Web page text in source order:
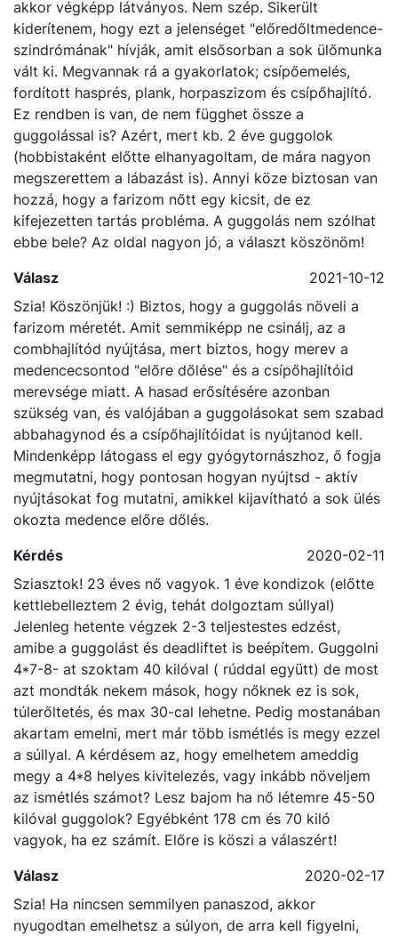
(olyan "donald kacsásan"), és ha van egy kis hasam,
akkor végképp látványos. Nem szép. Sikerült
kiderítenem, hogy ezt a jelenséget "előredőltmedence-
szindrómának" hívják, amit elsősorban a sok ülőmunka
vált ki. Megvannak rá a gyakorlatok; csípőemelés,
fordított hasprés, plank, horpaszizom és csípőhajlító.
Ez rendben is van, de nem függhet össze a
guggolással is? Azért, mert kb. 2 éve guggolok
(hobbistaként előtte elhanyagoltam, de mára nagyon
megszerettem a lábazást is). Annyi köze biztosan van
hozzá, hogy a farizom nőtt egy kicsit, de ez
kifejezetten tartás probléma. A guggolás nem szólhat
Válasz
2021-10-12
Szia! Köszönjük! :) Biztos, hogy a guggolás növeli a
farizom méretét. Amit semmiképp ne csinálj, az a
combhajlítód nyújtása, mert biztos, hogy merev a
medencecsontod "előre dőlése" és a csípőhajlítóid
merevsége miatt. A hasad erősítésére azonban
szükség van, és valójában a guggolásokat sem szabad
abbahagynod és a csípőhajlítóidat is nyújtanod kell.
Mindenképp látogass el egy gyógytornászhoz, ő fogja
megmutatni, hogy pontosan hogyan nyújtsd - aktív
nyújtásokat fog mutatni, amikkel kijavítható a sok ülés
Kérdés
2020-02-11
Sziasztok! 23 éves nő vagyok. 1 éve kondizok (előtte
kettlebelleztem 2 évig, tehát dolgoztam súllyal)
Jelenleg hetente végzek 2-3 teljestestes edzést,
amibe a guggolást és deadliftet is beépítem. Guggolni
4*7-8- at szoktam 40 kilóval ( rúddal együtt) de most
azt mondták nekem mások, hogy nőknek ez is sok,
túlerőltetés, és max 30-cal lehetne. Pedig mostanában
akartam emelni, mert már több ismétlés is megy ezzel
a súllyal. A kérdésem az, hogy emelhetem ameddig
megy a 4*8 helyes kivitelezés, vagy inkább növeljem
az ismétlés számot? Lesz bajom ha nő létemre 45-50
kilóval guggolok? Egyébként 178 cm és 70 kiló
Válasz
2020-02-17
Szia! Ha nincsen semmilyen panaszod, akkor